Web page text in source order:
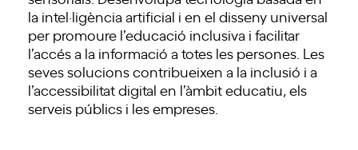
la intel·ligència artificial i en el disseny universal
per promoure l’educació inclusiva i facilitar
l’accés a la informació a totes les persones. Les
seves solucions contribueixen a la inclusió i a
l’accessibilitat digital en l’àmbit educatiu, els
serveis públics i les empreses.